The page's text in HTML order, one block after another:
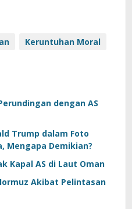
Keruntuhan Moral
dengan AS
Trump dalam Foto
Mengapa Demikian?
Kapal AS di Laut Oman
Akibat Pelintasan